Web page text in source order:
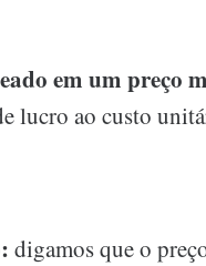
em um preço
lucro ao custo
digamos que o